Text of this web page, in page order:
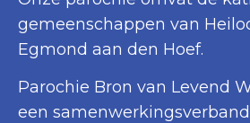
gemeenschappen van
Egmond aan den Hoef.
Parochie Bron van Levend
een